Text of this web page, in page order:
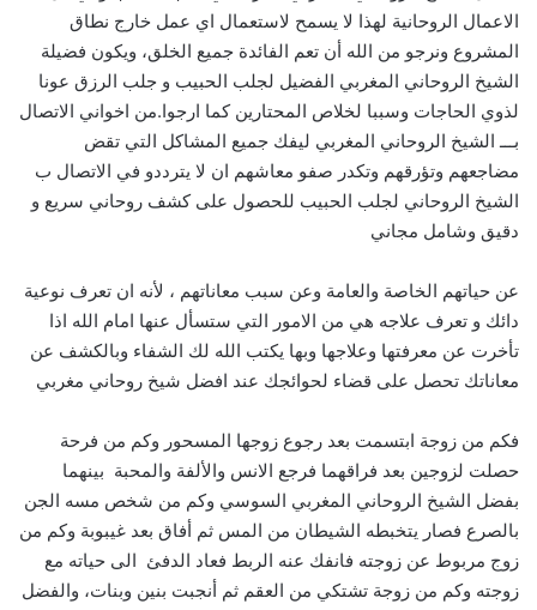
الاعمال الروحانية لهذا لا يسمح لاستعمال اي عمل خارج نطاق
المشروع ونرجو من الله أن تعم الفائدة جميع الخلق، ويكون فضيلة
الشيخ الروحاني المغربي الفضيل لجلب الحبيب و جلب الرزق عونا
لذوي الحاجات وسببا لخلاص المحتارين كما ارجوا.من اخواني الاتصال
بـــ الشيخ الروحاني المغربي ليفك جميع المشاكل التي تقض
مضاجعهم وتؤرقهم وتكدر صفو معاشهم ان لا يترددو في الاتصال ب
الشيخ الروحاني لجلب الحبيب للحصول على كشف روحاني سريع و
دقيق وشامل مجاني
عن حياتهم الخاصة والعامة وعن سبب معاناتهم ، لأنه ان تعرف نوعية
دائك و تعرف علاجه هي من الامور التي ستسأل عنها امام الله اذا
تأخرت عن معرفتها وعلاجها وبها يكتب الله لك الشفاء وبالكشف عن
معاناتك تحصل على قضاء لحوائجك عند افضل شيخ روحاني مغربي
فكم من زوجة ابتسمت بعد رجوع زوجها المسحور وكم من فرحة
حصلت لزوجين بعد فراقهما فرجع الانس والألفة والمحبة بينهما
بفضل الشيخ الروحاني المغربي السوسي وكم من شخص مسه الجن
بالصرع فصار يتخبطه الشيطان من المس ثم أفاق بعد غيبوبة وكم من
زوج مربوط عن زوجته فانفك عنه الربط فعاد الدفئ الى حياته مع
زوجته وكم من زوجة تشتكي من العقم ثم أنجبت بنين وبنات، والفضل